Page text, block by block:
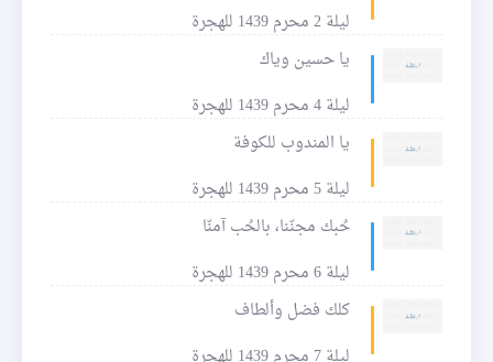
ليلة 2 محرم 1439 للهجرة
يا حسين وياك
ليلة 4 محرم 1439 للهجرة
يا المندوب للكوفة
ليلة 5 محرم 1439 للهجرة
حُبك مجنّنا، بالحُب آمنّا
ليلة 6 محرم 1439 للهجرة
كلك فضل وألطاف